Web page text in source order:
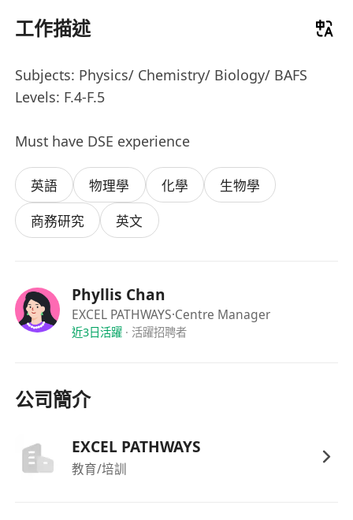
工作描述
Subjects: Physics/ Chemistry/ Biology/ BAFS
Levels: F.4-F.5
Must have DSE experience
英語 物理學 化學
生物學
商務研究
英文
Phyllis Chan
EXCEL PATHWAYS·Centre Manager
近3日活躍· 活躍招聘者
公司簡介
EXCEL PATHWAYS
教育/培訓